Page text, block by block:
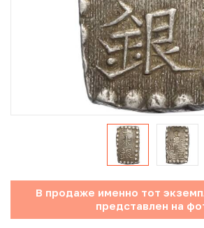
Юбилейные монеты Банка России (с
Памятные и инвестиционные монеты
Иностранные монеты
Неофициальные выпуски монет
Античные и средневековые монеты
Наборы монет
Инвестиционные монеты
В продаже именно тот
представлен на